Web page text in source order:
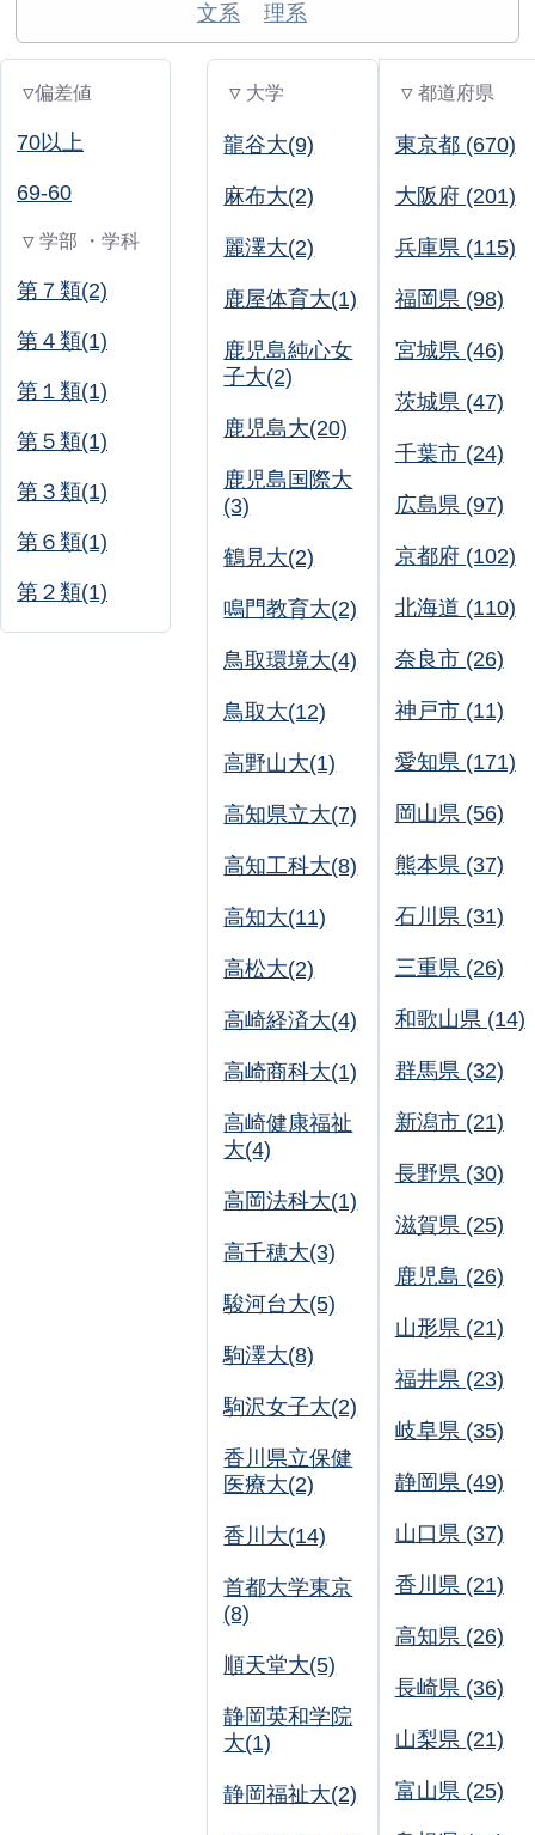
文系 理系
▽偏差値
70以上
69-60
▽ 学部 ・学科
第７類(2)
第４類(1)
第１類(1)
第５類(1)
第３類(1)
第６類(1)
第２類(1)
▽ 大学
龍谷大(9)
麻布大(2)
麗澤大(2)
鹿屋体育大(1)
鹿児島純心女
子大(2)
鹿児島大(20)
鹿児島国際大
(3)
鶴見大(2)
鳴門教育大(2)
鳥取環境大(4)
鳥取大(12)
高野山大(1)
高知県立大(7)
高知工科大(8)
高知大(11)
高松大(2)
高崎経済大(4)
高崎商科大(1)
高崎健康福祉
大(4)
高岡法科大(1)
高千穂大(3)
駿河台大(5)
駒澤大(8)
駒沢女子大(2)
香川県立保健
医療大(2)
香川大(14)
首都大学東京
(8)
順天堂大(5)
静岡英和学院
大(1)
静岡福祉大(2)
▽ 都道府県
東京都 (670)
大阪府 (201)
兵庫県 (115)
福岡県 (98)
宮城県 (46)
茨城県 (47)
千葉市 (24)
広島県 (97)
京都府 (102)
北海道 (110)
奈良市 (26)
神戸市 (11)
愛知県 (171)
岡山県 (56)
熊本県 (37)
石川県 (31)
三重県 (26)
和歌山県 (14)
群馬県 (32)
新潟市 (21)
長野県 (30)
滋賀県 (25)
鹿児島 (26)
山形県 (21)
福井県 (23)
岐阜県 (35)
静岡県 (49)
山口県 (37)
香川県 (21)
高知県 (26)
長崎県 (36)
山梨県 (21)
富山県 (25)